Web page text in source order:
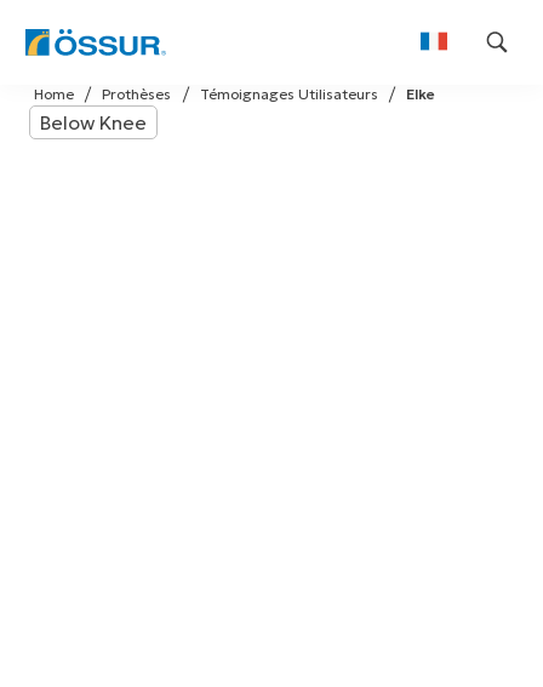
Skip
to
content
Elke
Témoignages Utilisateurs
Prothèses
Home
Below Knee